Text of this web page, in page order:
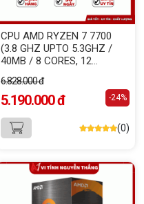
CPU AMD RYZEN 7 7700
(3.8 GHZ UPTO 5.3GHZ /
40MB / 8 CORES, 12
AM5) TRAY
6.828.000 đ
5.190.000 đ -24%
(0)